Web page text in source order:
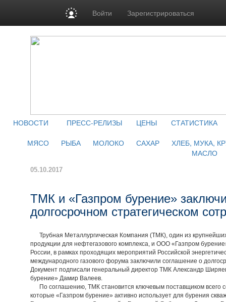
Войти Зарегистрироваться
НОВОСТИ ПРЕСС-РЕЛИЗЫ ЦЕНЫ
СТАТИСТИКА
МЯСО
РЫБА МОЛОКО САХАР
ХЛЕБ, МУКА,
МАСЛО
05.10.2017
ТМК и «Газпром бурение»
долгосрочном стратегическом
Трубная Металлургическая Компания (ТМК), один из
продукции для нефтегазового комплекса, и ООО «Газпром
России, в рамках проходящих мероприятий Российской
международного газового форума заключили соглашение о
Документ подписали генеральный директор ТМК Александр
бурение» Дамир Валеев.
По соглашению, ТМК становится ключевым поставщиком всего
которые «Газпром бурение» активно использует для бурения